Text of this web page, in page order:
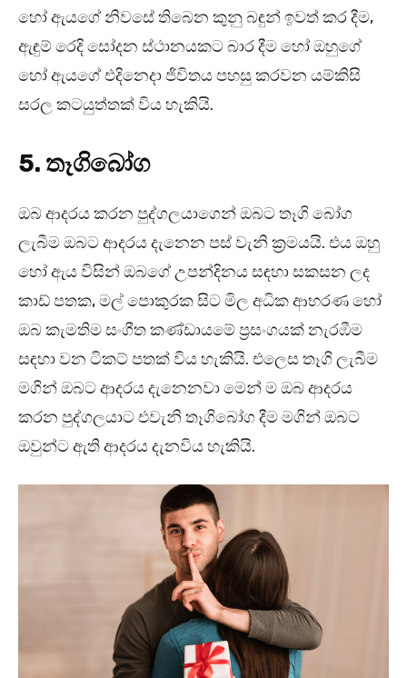
හෝ ඇයගේ නිවසේ තිබෙන කුනු බඳුන් ඉවත් කර දීම,
ඇඳුම් රෙදි සෝදන ස්ථානයකට බාර දීම හෝ ඔහුගේ
හෝ ඇයගේ එදිනෙදා ජිවිතය පහසු කරවන යම්කිසි
සරල කටයුත්තක් විය හැකියි.
5. තෑගිබෝග
ඔබ ආදරය කරන පුද්ගලයාගෙන් ඔබට තෑගි බෝග
ලැබීම ඔබට ආදරය දැනෙන පස් වැනි ක්‍රමයයි. එය ඔහු
හෝ ඇය විසින් ඔබගේ උපන්දිනය සඳහා සකසන ලද
කාඩ් පතක, මල් පොකුරක සිට මිල අධික ආභරණ හෝ
ඔබ කැමතිම සංගීත කණ්ඩායමේ ප්‍රසංගයක් නැරඹීම
සඳහා වන ටිකට් පතක් විය හැකියි. එලෙස තෑගි ලැබීම
මගින් ඔබට ආදරය දැනෙනවා මෙන් ම ඔබ ආදරය
කරන පුද්ගලයාට එවැනි තෑගිබෝග දීම මගින් ඔබට
ඔවුන්ට ඇති ආදරය දැනවිය හැකියි.